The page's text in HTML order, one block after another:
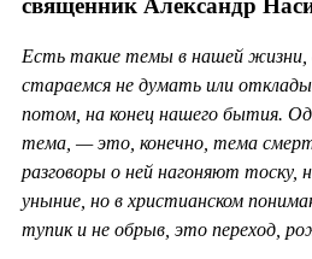
священник Александр
Есть такие темы в нашей
стараемся не думать или
потом, на конец нашего бытия.
тема, — это, конечно, тема
разговоры о ней нагоняют тоску,
уныние, но в христианском
тупик и не обрыв, это переход,